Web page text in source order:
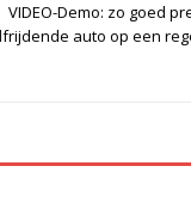
VIDEO-Demo: zo goed
auto op een